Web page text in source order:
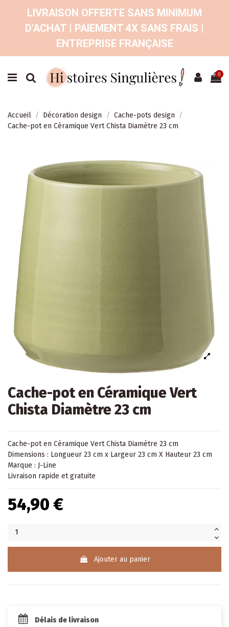
LIVRAISON OFFERTE SANS MINIMUM
D'ACHAT | PAIEMENT 4X SANS FRAIS |
ENTREPRISE FRANÇAISE
0
Accueil Décoration design
Cache-pots design
Cache-pot en Céramique Vert Chista Diamètre 23 cm
Cache-pot en Céramique Vert
Chista Diamètre 23 cm
Cache-pot en Céramique Vert Chista Diamètre 23 cm
Dimensions : Longueur 23 cm x Largeur 23 cm X Hauteur 23 cm
Marque : J-Line
Livraison rapide et gratuite
54,90 €
Ajouter au panier
Délais de livraison